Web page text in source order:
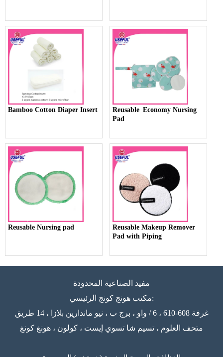
Bamboo Cotton Diaper Insert
Reusable Economy Nursing
Pad
Reusable Nursing pad
Reusable Makeup Remover
Pad with Piping
مفيد الصناعية المحدودة
مكتب هونج كونج الرئيسي:
غرفة 608-610 ، 6 / واو ، برج ب ، نيو ماندارين بلازا ، 14 طريق
متحف العلوم ، تسيم شا تسوي إيست ، كولون ، هونغ كونغ